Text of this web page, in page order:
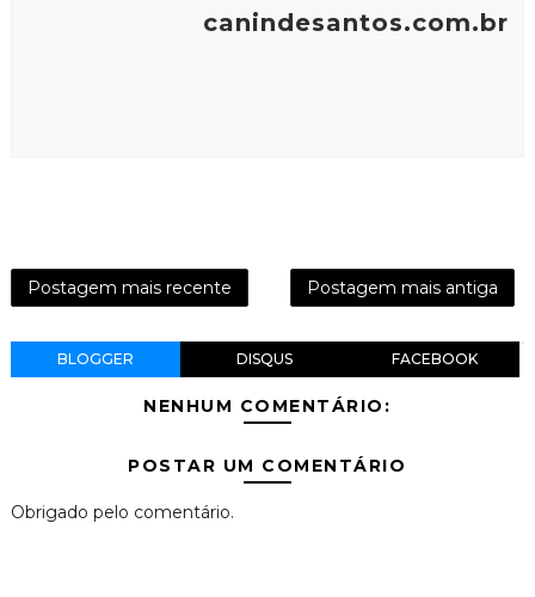
canindesantos.com.br
Postagem mais recente Postagem mais antiga
BLOGGER DISQUS FACEBOOK
NENHUM COMENTÁRIO:
POSTAR UM COMENTÁRIO
Obrigado pelo comentário.